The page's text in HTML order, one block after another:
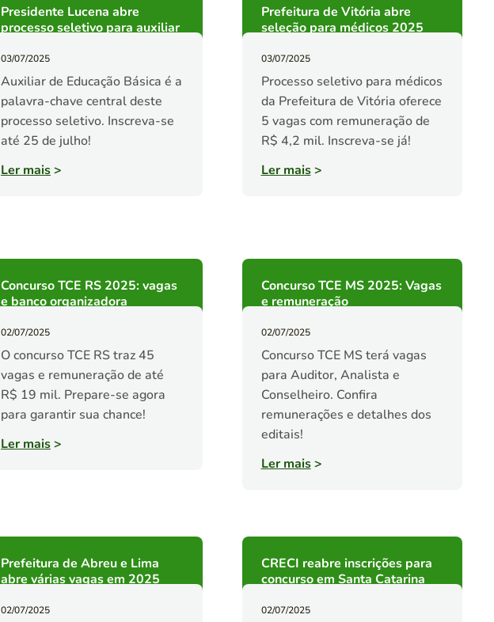
Presidente Lucena abre
processo seletivo para auxiliar
03/07/2025
Auxiliar de Educação Básica é a
palavra-chave central deste
processo seletivo. Inscreva-se
até 25 de julho!
Ler mais>
Prefeitura de Vitória abre
seleção para médicos 2025
03/07/2025
Processo seletivo para médicos
da Prefeitura de Vitória oferece
5 vagas com remuneração de
R$ 4,2 mil. Inscreva-se já!
Ler mais>
Concurso TCE RS 2025: vagas
e banco organizadora
02/07/2025
O concurso TCE RS traz 45
vagas e remuneração de até
R$ 19 mil. Prepare-se agora
para garantir sua chance!
Ler mais>
Concurso TCE MS 2025: Vagas
e remuneração
02/07/2025
Concurso TCE MS terá vagas
para Auditor, Analista e
Conselheiro. Confira
remunerações e detalhes dos
editais!
Ler mais>
Prefeitura de Abreu e Lima
abre várias vagas em 2025
02/07/2025
CRECI reabre inscrições para
concurso em Santa Catarina
02/07/2025